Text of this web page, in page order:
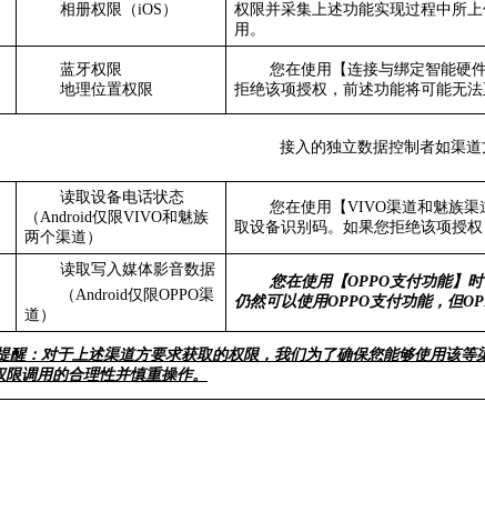
相册权限（iOS）
权限并采集上述功能实现过程中所上
用。
蓝牙权限
地理位置权限
您在使用【连接与绑定智能硬
拒绝该项授权，前述功能将可能无法
接入的独立数据控制者如渠
读取设备电话状态
（Android仅限VIVO和魅族
两个渠道）
您在使用【VIVO渠道和魅族
取设备识别码。如果您拒绝该项授
读取写入媒体影音数据
（Android仅限OPPO渠
道）
您在使用【OPPO支付功能】
仍然可以使用OPPO支付功能，但
醒：对于上述渠道方要求获取的权限，我们为了确保您能够使用该
调用的合理性并慎重操作。